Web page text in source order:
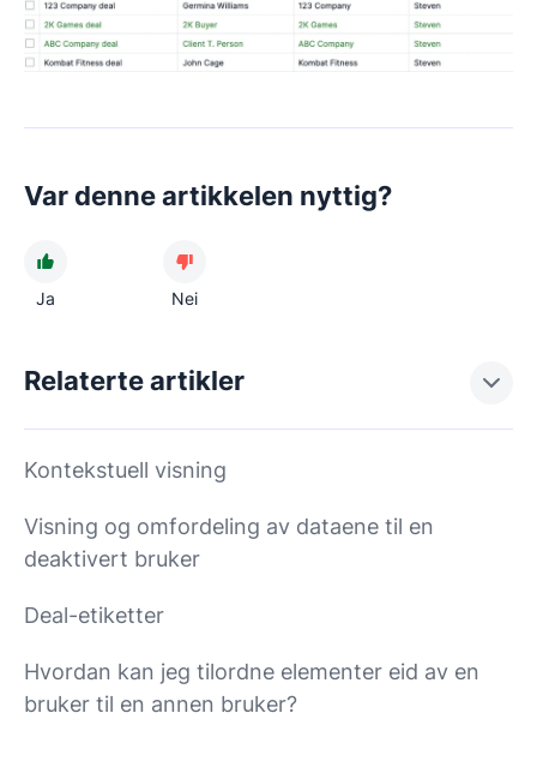
Var denne artikkelen nyttig?
Ja Nei
Relaterte artikler
Kontekstuell visning
Visning og omfordeling av dataene til en
deaktivert bruker
Deal-etiketter
Hvordan kan jeg tilordne elementer eid av en
bruker til en annen bruker?